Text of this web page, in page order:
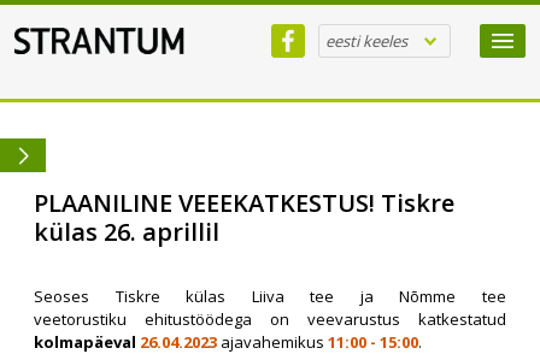
eesti keeles
PLAANILINE VEEEKATKESTUS! Tiskre
külas 26. aprillil
Seoses Tiskre külas Liiva tee ja Nõmme tee
veetorustiku ehitustöödega on veevarustus katkestatud
kolmapäeval 26.04.2023 ajavahemikus 11:00 - 15:00.